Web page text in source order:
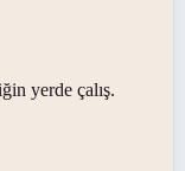
yerde çalış.